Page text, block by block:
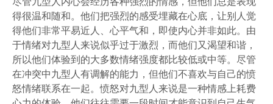
得很温和随和。他们把强烈的感受埋藏在心底，让别人觉
得他们非常平易近人、心平气和，即使内心并非如此。由
于情绪对九型人来说似乎过于激烈，而他们又渴望和谐，
所以他们体验到的大多数情绪强度都比较低或中等。尽管
在冲突中九型人有调解的能力，但他们不喜欢与自己的愤
怒情绪联系在一起。愤怒对九型人来说是一种情感上耗费